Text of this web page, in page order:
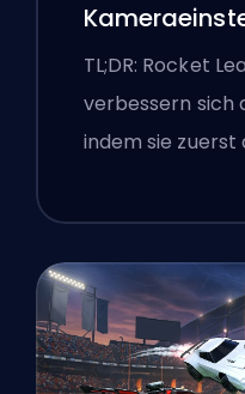
erste
TL;DR: Rocket
verbessern sich
indem sie zuerst